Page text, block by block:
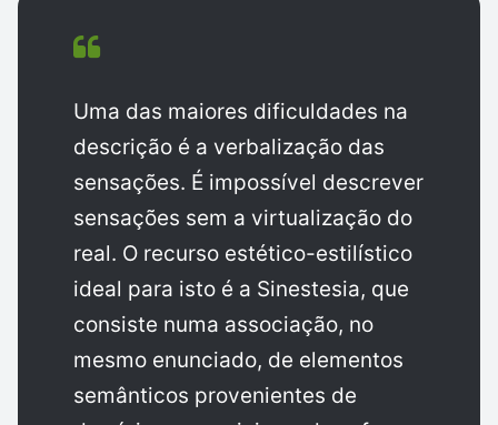
Uma das maiores dificuldades na
descrição é a verbalização das
sensações. É impossível descrever
sensações sem a virtualização do
real. O recurso estético-estilístico
ideal para isto é a Sinestesia, que
consiste numa associação, no
mesmo enunciado, de elementos
semânticos provenientes de